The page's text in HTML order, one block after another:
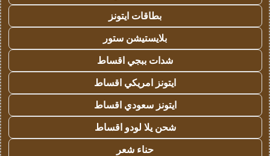
بطاقات ايتونز
بلايستيشن ستور
شدات ببجي اقساط
ايتونز امريكي اقساط
ايتونز سعودي اقساط
شحن يلا لودو اقساط
حناء شعر